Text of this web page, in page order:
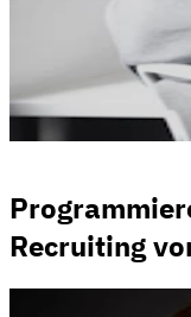
Recruiting